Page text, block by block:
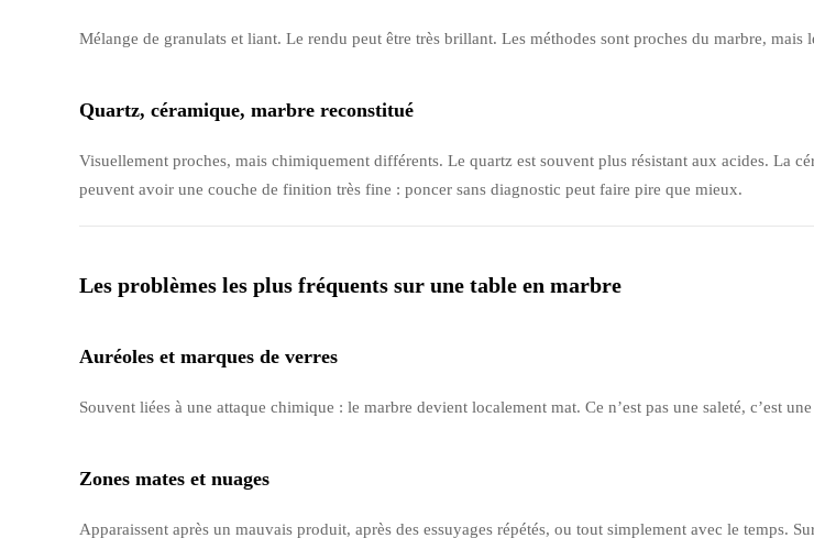
Mélange de granulats et liant. Le rendu peut être très brillant. Les méthodes sont proches du marbre, mais
Quartz, céramique, marbre reconstitué
Visuellement proches, mais chimiquement différents. Le quartz est souvent plus résistant aux acides. La
peuvent avoir une couche de finition très fine : poncer sans diagnostic peut faire pire que mieux.
Les problèmes les plus fréquents sur une table en marbre
Auréoles et marques de verres
Souvent liées à une attaque chimique : le marbre devient localement mat. Ce n’est pas une saleté, c’est
Zones mates et nuages
Apparaissent après un mauvais produit, après des essuyages répétés, ou tout simplement avec le temps.